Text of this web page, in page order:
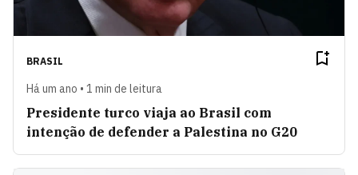
BRASIL
Há um ano • 1 min de leitura
Presidente turco viaja ao Brasil com
intenção de defender a Palestina no G20